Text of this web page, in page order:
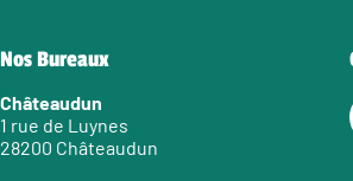
Nos Bureaux
Châteaudun
1 rue de Luynes
28200 Châteaudun